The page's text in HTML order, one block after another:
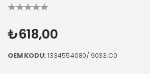
₺618,00
OEM KODU:1334554080/ 9033.C0